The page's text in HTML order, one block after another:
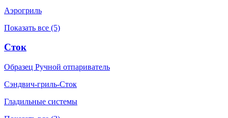
Аэрогриль
Показать все (5)
Сток
Образец Ручной отпариватель
Сэндвич-гриль-Сток
Гладильные системы